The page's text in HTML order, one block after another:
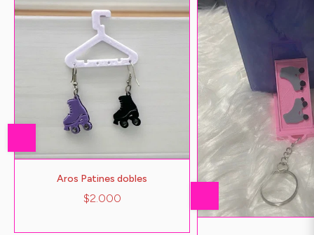
Aros Patines dobles
$2.000